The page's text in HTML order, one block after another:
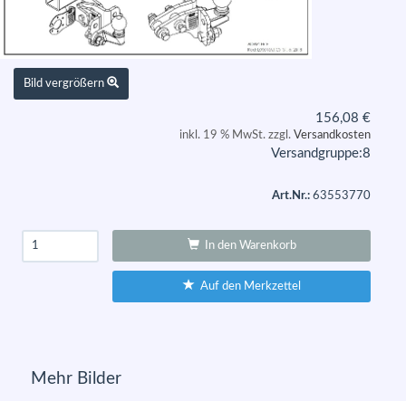
Bild vergrößern
156,08 €
inkl. 19 % MwSt. zzgl. Versandkosten
Versandgruppe:8
Art.Nr.: 63553770
In den Warenkorb
Auf den Merkzettel
Mehr Bilder